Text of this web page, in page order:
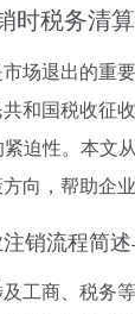
时税务清
场退出的重
共和国税收
紧迫性。本文
向，帮助企
销流程简
工商、税务